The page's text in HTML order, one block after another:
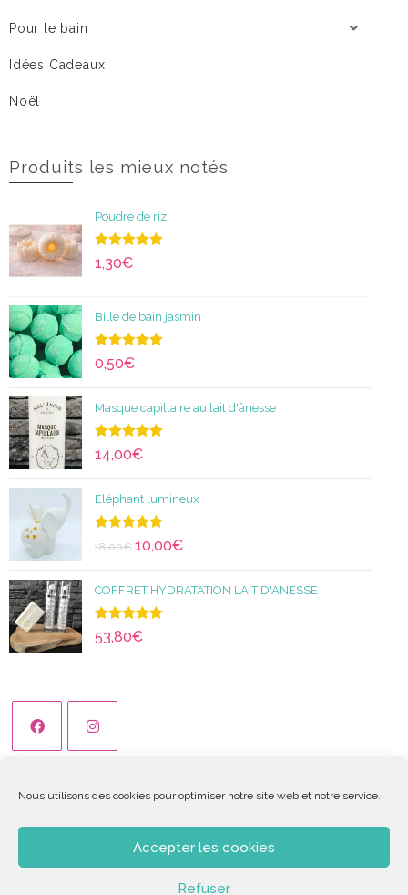
Nous utilisons des cookies pour optimiser notre site web et notre service.
Accepter les cookies
Refuser
-5% de remise sur votre première commande valable
Pour le bain
Idées Cadeaux
Noël
Produits les mieux notés
Poudre de riz
Note5.00
sur 5
1,30€
Bille de bain jasmin
Note5.00
sur 5
0,50€
Masque capillaire au lait d'ânesse
Note5.00
sur 5
14,00€
Eléphant lumineux
Note
5.00
sur 5
18,00€ 10,00€
COFFRET HYDRATATION LAIT D'ANESSE
Note 5.00
sur 5
53,80€
Delphacréa - Tous les droits sont réservés